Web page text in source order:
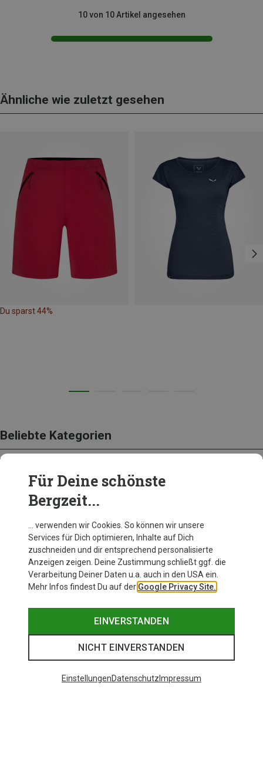
10 von 10 Artikel angesehen
Ähnliche wie zuletzt gesehen
Du sparst 44%
Beliebte Kategorien
BEKLEIDUNG
Für Deine schönste
Bergzeit...
… verwenden wir Cookies. So können wir unsere
Services für Dich optimieren, Inhalte auf Dich
zuschneiden und dir entsprechend personalisierte
Anzeigen zeigen. Deine Zustimmung schließt ggf. die
Verarbeitung Deiner Daten u.a. auch in den USA ein.
Mehr Infos findest Du auf der Google Privacy Site.
EINVERSTANDEN
NICHT EINVERSTANDEN
EinstellungenDatenschutz Impressum